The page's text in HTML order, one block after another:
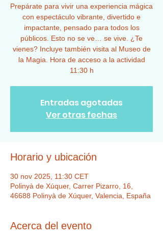
Prepárate para vivir una experiencia mágica
con espectáculo vibrante, divertido e
impactante, pensado para todos los
públicos. Esto no se ve… se vive. ¿Te
vienes? Incluye también visita al Museo de
la Magia. Hora de acceso a la actividad
11:30 h
Entradas agotadas
Ver otras fechas
Horario y ubicación
30 nov 2025, 11:30 CET
Polinyà de Xúquer, Carrer Pizarro, 16,
46688 Polinyà de Xúquer, Valencia, España
Acerca del evento